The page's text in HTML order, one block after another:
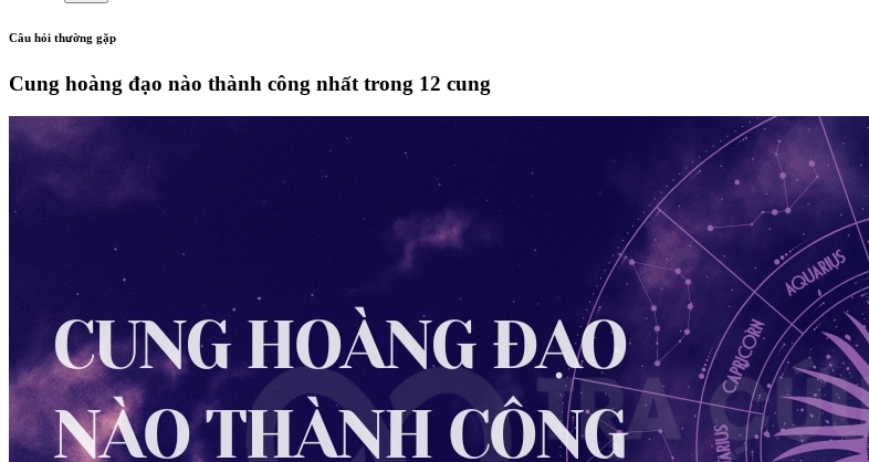
Câu hỏi thường gặp
Cung hoàng đạo nào thành công nhất trong 12 cung